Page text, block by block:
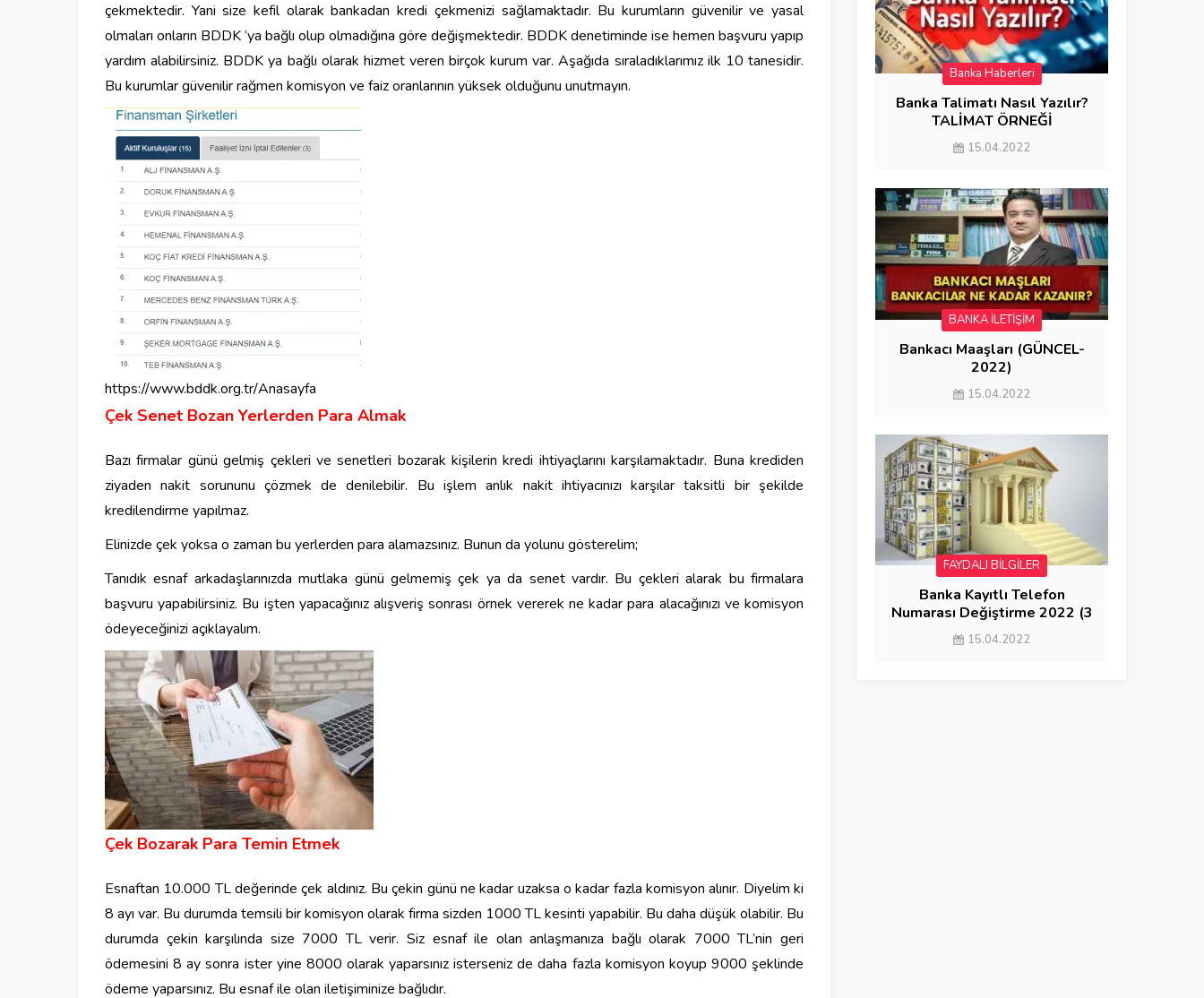
çekmektedir. Yani size kefil olarak bankadan kredi çekmenizi sağlamaktadır. Bu kurumların güvenilir ve yasal
olmaları onların BDDK ‘ya bağlı olup olmadığına göre değişmektedir. BDDK denetiminde ise hemen başvuru yapıp
yardım alabilirsiniz. BDDK ya bağlı olarak hizmet veren birçok kurum var. Aşağıda sıraladıklarımız ilk 10 tanesidir.
Bu kurumlar güvenilir rağmen komisyon ve faiz oranlarının yüksek olduğunu unutmayın.
https://www.bddk.org.tr/Anasayfa
Çek Senet Bozan Yerlerden Para Almak
Bazı firmalar günü gelmiş çekleri ve senetleri bozarak kişilerin kredi ihtiyaçlarını karşılamaktadır. Buna krediden
ziyaden nakit sorununu çözmek de denilebilir. Bu işlem anlık nakit ihtiyacınızı karşılar taksitli bir şekilde
kredilendirme yapılmaz.
Elinizde çek yoksa o zaman bu yerlerden para alamazsınız. Bunun da yolunu gösterelim;
Tanıdık esnaf arkadaşlarınızda mutlaka günü gelmemiş çek ya da senet vardır. Bu çekleri alarak bu firmalara
başvuru yapabilirsiniz. Bu işten yapacağınız alışveriş sonrası örnek vererek ne kadar para alacağınızı ve komisyon
ödeyeceğinizi açıklayalım.
Çek Bozarak Para Temin Etmek
Esnaftan 10.000 TL değerinde çek aldınız. Bu çekin günü ne kadar uzaksa o kadar fazla komisyon alınır. Diyelim ki
8 ayı var. Bu durumda temsili bir komisyon olarak firma sizden 1000 TL kesinti yapabilir. Bu daha düşük olabilir. Bu
durumda çekin karşılında size 7000 TL verir. Siz esnaf ile olan anlaşmanıza bağlı olarak 7000 TL’nin geri
ödemesini 8 ay sonra ister yine 8000 olarak yaparsınız isterseniz de daha fazla komisyon koyup 9000 şeklinde
ödeme yaparsınız. Bu esnaf ile olan iletişiminize bağlıdır.
Banka Haberleri
Banka Talimatı Nasıl Yazılır?
TALİMAT ÖRNEĞİ
15.04.2022
BANKA İLETİŞİM
Bankacı Maaşları (GÜNCEL-
2022)
15.04.2022
FAYDALI BİLGİLER
Banka Kayıtlı Telefon
Numarası Değiştirme 2022 (3
YÖNTEM)
15.04.2022